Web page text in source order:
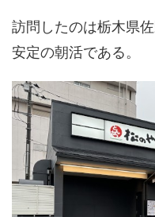
訪問したのは栃木県
安定の朝活である。